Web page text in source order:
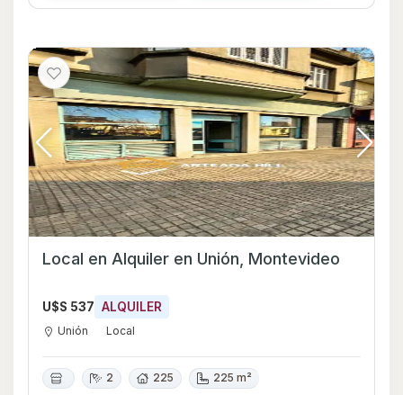
Local en Alquiler en Unión, Montevideo
U$S 537 ALQUILER
Unión Local
2 225 225 m²